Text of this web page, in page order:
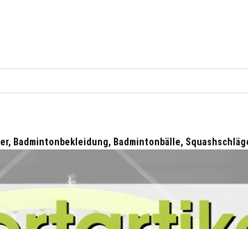
Badmintonbekleidung, Badmintonbälle,